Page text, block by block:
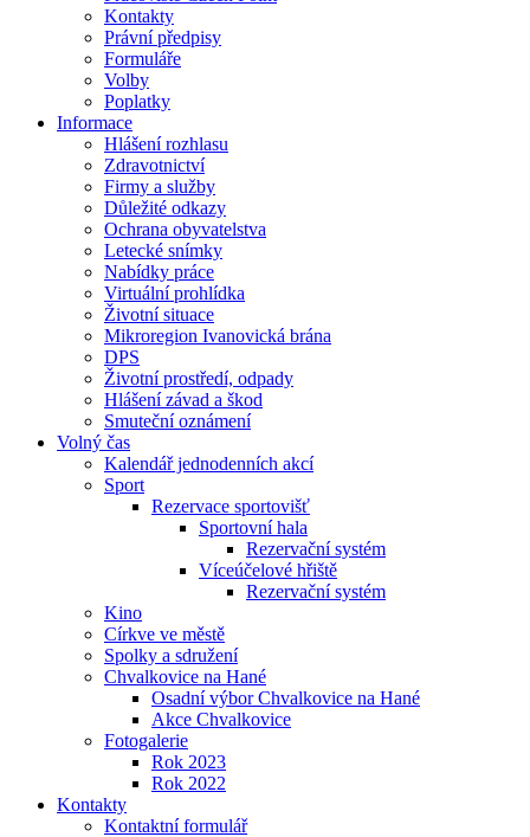
Kontakty
Právní předpisy
Formuláře
Volby
Poplatky
Informace
Hlášení rozhlasu
Zdravotnictví
Firmy a služby
Důležité odkazy
Ochrana obyvatelstva
Letecké snímky
Nabídky práce
Virtuální prohlídka
Životní situace
Mikroregion Ivanovická brána
DPS
Životní prostředí, odpady
Hlášení závad a škod
Smuteční oznámení
Volný čas
Kalendář jednodenních akcí
Sport
Rezervace sportovišť
Sportovní hala
Rezervační systém
Víceúčelové hřiště
Rezervační systém
Kino
Církve ve městě
Spolky a sdružení
Chvalkovice na Hané
Osadní výbor Chvalkovice na Hané
Akce Chvalkovice
Fotogalerie
Rok 2023
Rok 2022
Kontakty
Kontaktní formulář